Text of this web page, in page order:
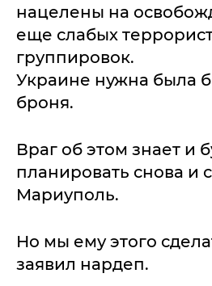
нацелены на
еще слабых
группировок.
Украине нужна была
броня.
Враг об этом знает и
планировать снова и
Мариуполь.
Но мы ему этого
заявил нардеп.